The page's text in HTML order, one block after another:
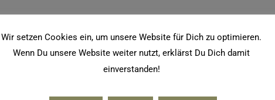
Wir setzen Cookies ein, um unsere Website für Dich zu optimieren.
Wenn Du unsere Website weiter nutzt, erklärst Du Dich damit
einverstanden!